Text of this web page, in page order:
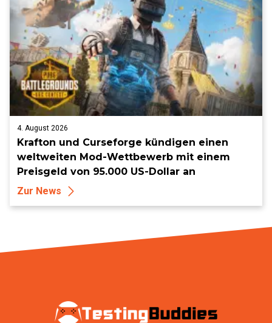
4. August 2026
Krafton und Curseforge kündigen einen
weltweiten Mod-Wettbewerb mit einem
Preisgeld von 95.000 US-Dollar an
Zur News